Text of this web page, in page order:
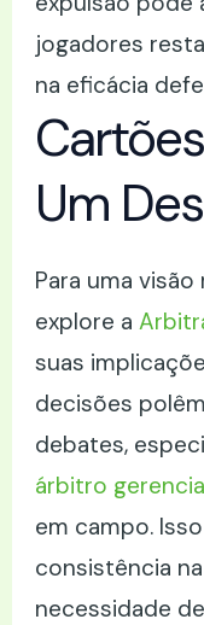
jogadores
na eficácia
Um
Para uma
explore a
suas
decisões
debates,
árbitro
em campo.
consistência
necessidade